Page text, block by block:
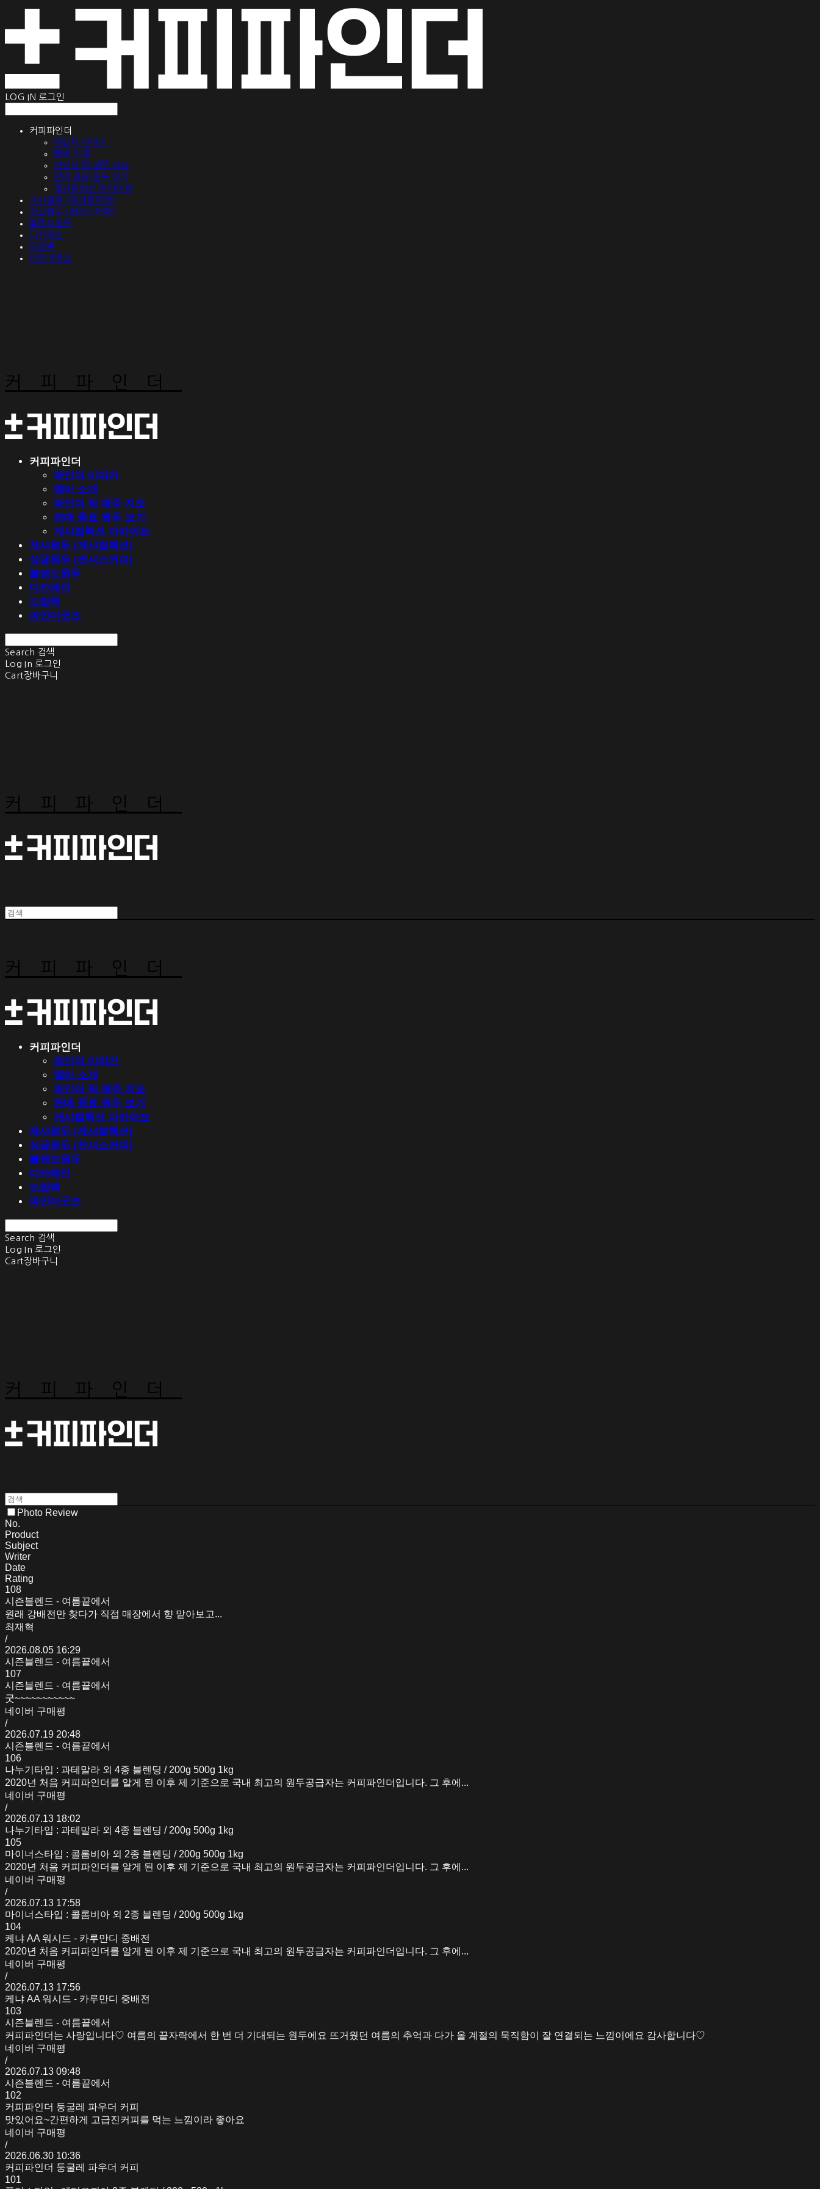
LOG IN 로그인
커피파인더
파인더 이야기
멤버 소개
파인더 픽 제주 지도
판매 종료 원두 보기
게샤컬렉션 아카이브
게샤원두 (게샤컬렉션)
싱글원두 (컨셔스커피)
블렌드원두
디카페인
드립백
파인더굿즈
커피파인더
커피파인더
파인더 이야기
멤버 소개
파인더 픽 제주 지도
판매 종료 원두 보기
게샤컬렉션 아카이브
게샤원두 (게샤컬렉션)
싱글원두 (컨셔스커피)
블렌드원두
디카페인
드립백
파인더굿즈
Search 검색
Log In 로그인
Cart장바구니
커피파인더
커피파인더
커피파인더
파인더 이야기
멤버 소개
파인더 픽 제주 지도
판매 종료 원두 보기
게샤컬렉션 아카이브
게샤원두 (게샤컬렉션)
싱글원두 (컨셔스커피)
블렌드원두
디카페인
드립백
파인더굿즈
Search 검색
Log In 로그인
Cart장바구니
커피파인더
Photo Review
No.
Product
Subject
Writer
Date
Rating
108
시즌블렌드 - 여름끝에서
원래 강배전만 찾다가 직접 매장에서 향 맡아보고...
최재혁
/
2026.08.05 16:29
시즌블렌드 - 여름끝에서
107
시즌블렌드 - 여름끝에서
굿~~~~~~~~~~~
네이버 구매평
/
2026.07.19 20:48
시즌블렌드 - 여름끝에서
106
나누기타입 : 과테말라 외 4종 블렌딩 / 200g 500g 1kg
2020년 처음 커피파인더를 알게 된 이후 제 기준으로 국내 최고의 원두공급자는 커피파인더입니다. 그 후에...
네이버 구매평
/
2026.07.13 18:02
나누기타입 : 과테말라 외 4종 블렌딩 / 200g 500g 1kg
105
마이너스타입 : 콜롬비아 외 2종 블렌딩 / 200g 500g 1kg
2020년 처음 커피파인더를 알게 된 이후 제 기준으로 국내 최고의 원두공급자는 커피파인더입니다. 그 후에...
네이버 구매평
/
2026.07.13 17:58
마이너스타입 : 콜롬비아 외 2종 블렌딩 / 200g 500g 1kg
104
케냐 AA 워시드 - 카루만디 중배전
2020년 처음 커피파인더를 알게 된 이후 제 기준으로 국내 최고의 원두공급자는 커피파인더입니다. 그 후에...
네이버 구매평
/
2026.07.13 17:56
케냐 AA 워시드 - 카루만디 중배전
103
시즌블렌드 - 여름끝에서
커피파인더는 사랑입니다♡ 여름의 끝자락에서 한 번 더 기대되는 원두에요 뜨거웠던 여름의 추억과 다가 올 계절의 묵직함이 잘 연결되는 느낌이에요 감사합니다♡
네이버 구매평
/
2026.07.13 09:48
시즌블렌드 - 여름끝에서
102
커피파인더 둥굴레 파우더 커피
맛있어요~간편하게 고급진커피를 먹는 느낌이라 좋아요
네이버 구매평
/
2026.06.30 10:36
커피파인더 둥굴레 파우더 커피
101